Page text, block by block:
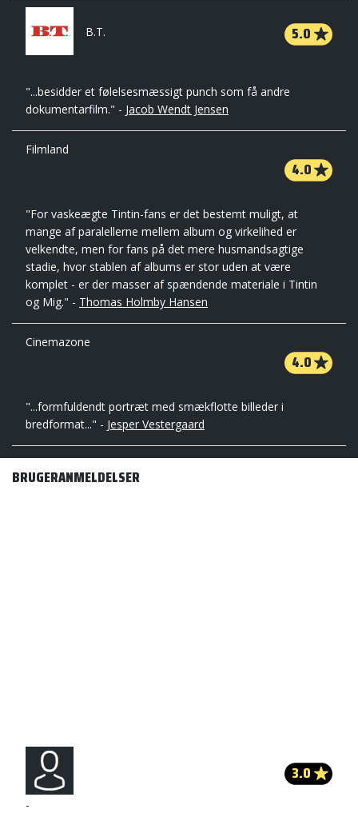
B.T. 5.0
"...besidder et følelsesmæssigt punch som få andre
dokumentarfilm." - Jacob Wendt Jensen
Filmland
4.0
"For vaskeægte Tintin-fans er det bestemt muligt, at
mange af paralellerne mellem album og virkelihed er
velkendte, men for fans på det mere husmandsagtige
stadie, hvor stablen af albums er stor uden at være
komplet - er der masser af spændende materiale i Tintin
og Mig." - Thomas Holmby Hansen
Cinemazone
4.0
"...formfuldendt portræt med smækflotte billeder i
bredformat..." - Jesper Vestergaard
BRUGERANMELDELSER
-
3.0